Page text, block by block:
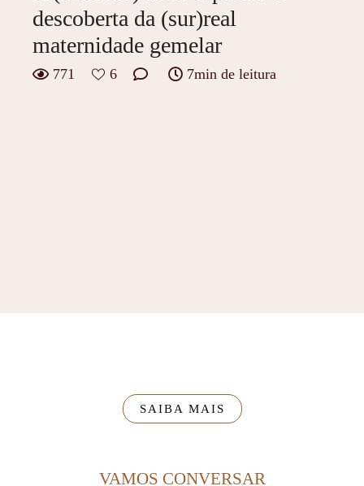
descoberta da (sur)real
maternidade gemelar
771 6 7min de leitura
SAIBA MAIS
VAMOS CONVERSAR